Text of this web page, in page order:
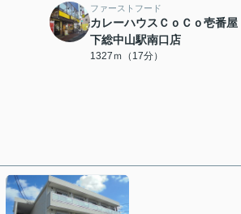
ファーストフード
カレーハウスＣｏＣｏ壱番屋
下総中山駅南口店
1327ｍ（17分）